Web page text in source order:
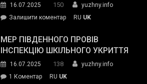
силових
та
органів:
«Наш
спільний
16.07.2025 150
yuzhny.info
Залишити коментарon
ДСНС
власноруч
пожежу
у
RU UK
МЕР ПІВДЕННОГО ПРОВІВ
ІНСПЕКЦІЮ ШКІЛЬНОГО УКРИТТЯ
16.07.2025 138
yuzhny.info
1 Коментардо RU UK